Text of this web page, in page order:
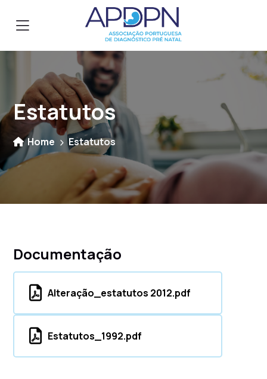
Estatutos
Home Estatutos
Documentação
Alteração_estatutos 2012.pdf
Estatutos_1992.pdf